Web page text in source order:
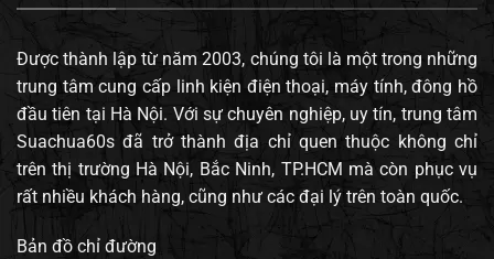
Được thành lập từ năm 2003, chúng tôi là một trong những
trung tâm cung cấp linh kiện điện thoại, máy tính, đông hồ
đầu tiên tại Hà Nội. Với sự chuyên nghiệp, uy tín, trung tâm
Suachua60s đã trở thành địa chỉ quen thuộc không chỉ
trên thị trường Hà Nội, Bắc Ninh, TP.HCM mà còn phục vụ
rất nhiều khách hàng, cũng như các đại lý trên toàn quốc.
Bản đồ chỉ đường